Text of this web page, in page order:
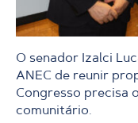
O senador Izalci
ANEC de reunir
Congresso precisa
comunitário.